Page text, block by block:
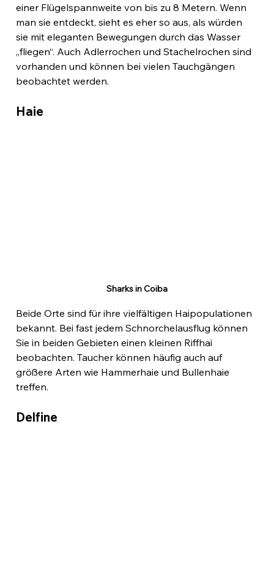
einer Flügelspannweite von bis zu 8 Metern. Wenn
man sie entdeckt, sieht es eher so aus, als würden
sie mit eleganten Bewegungen durch das Wasser
„fliegen“. Auch Adlerrochen und Stachelrochen sind
vorhanden und können bei vielen Tauchgängen
beobachtet werden.
Haie
Sharks in Coiba
Beide Orte sind für ihre vielfältigen Haipopulationen
bekannt. Bei fast jedem Schnorchelausflug können
Sie in beiden Gebieten einen kleinen Riffhai
beobachten. Taucher können häufig auch auf
größere Arten wie Hammerhaie und Bullenhaie
treffen.
Delfine